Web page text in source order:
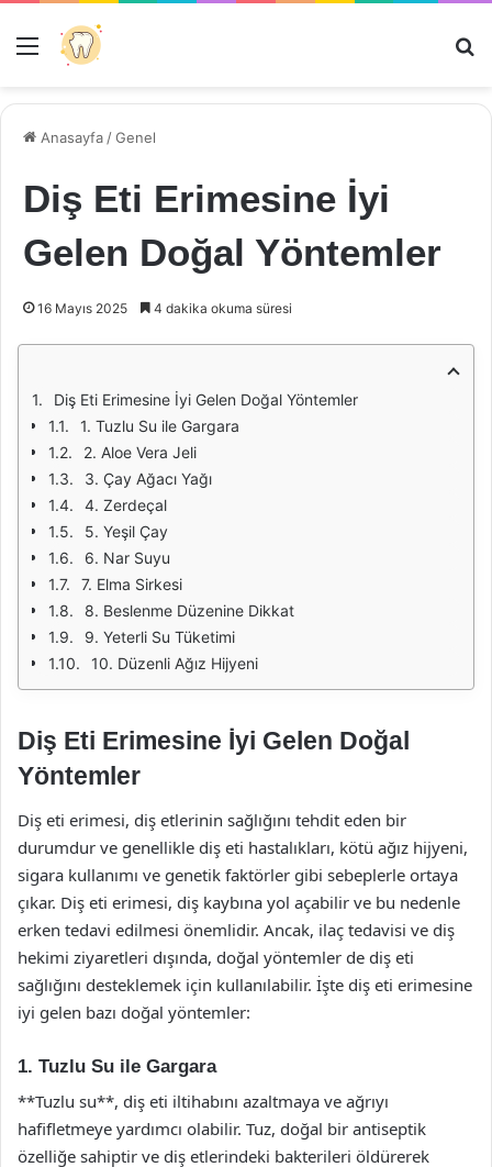
Menü
Anasayfa /Genel
Diş Eti Erimesine İyi
Gelen Doğal Yöntemler
16 Mayıs 2025 4 dakika okuma süresi
Diş Eti Erimesine İyi Gelen Doğal Yöntemler
1. Tuzlu Su ile Gargara
2. Aloe Vera Jeli
3. Çay Ağacı Yağı
4. Zerdeçal
5. Yeşil Çay
6. Nar Suyu
7. Elma Sirkesi
8. Beslenme Düzenine Dikkat
9. Yeterli Su Tüketimi
10. Düzenli Ağız Hijyeni
Diş Eti Erimesine İyi Gelen Doğal
Yöntemler
Diş eti erimesi, diş etlerinin sağlığını tehdit eden bir
durumdur ve genellikle diş eti hastalıkları, kötü ağız hijyeni,
sigara kullanımı ve genetik faktörler gibi sebeplerle ortaya
çıkar. Diş eti erimesi, diş kaybına yol açabilir ve bu nedenle
erken tedavi edilmesi önemlidir. Ancak, ilaç tedavisi ve diş
hekimi ziyaretleri dışında, doğal yöntemler de diş eti
sağlığını desteklemek için kullanılabilir. İşte diş eti erimesine
iyi gelen bazı doğal yöntemler:
1. Tuzlu Su ile Gargara
**Tuzlu su**, diş eti iltihabını azaltmaya ve ağrıyı
hafifletmeye yardımcı olabilir. Tuz, doğal bir antiseptik
özelliğe sahiptir ve diş etlerindeki bakterileri öldürerek